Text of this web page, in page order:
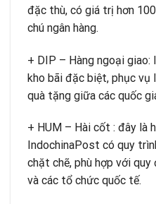
đặc thù, có giá trị hơn
chú ngân hàng.
+ DIP – Hàng ngoại
kho bãi đặc biệt, phục vụ
quà tặng giữa các quốc
+ HUM – Hài cốt : đây là
IndochinaPost có quy
chặt chẽ, phù hợp với
và các tổ chức quốc tế.